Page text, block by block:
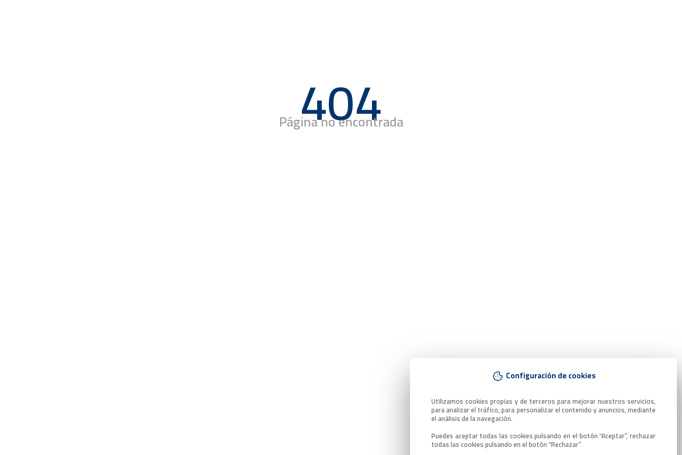
Configuración de cookies
Utilizamos cookies propias y de terceros para mejorar nuestros servicios,
para analizar el tráfico, para personalizar el contenido y anuncios, mediante
el análisis de la navegación.
Puedes aceptar todas las cookies pulsando en el botón “Aceptar”, rechazar
todas las cookies pulsando en el botón “Rechazar”
404
Página no encontrada